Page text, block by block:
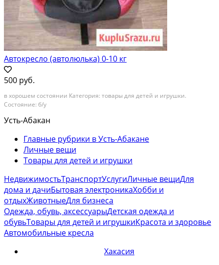
Автокресло (автолюлька) 0-10 кг
500 руб.
в хорошем состоянии Категория: товары для детей и игрушки.
Состояние: б/у
Усть-Абакан
Главные рубрики в Усть-Абакане
Личные вещи
Товары для детей и игрушки
НедвижимостьТранспортУслугиЛичные вещиДля
дома и дачиБытовая электроникаХобби и
отдыхЖивотныеДля бизнеса
Одежда, обувь, аксессуарыДетская одежда и
обувьТовары для детей и игрушкиКрасота и здоровье
Автомобильные кресла
Хакасия